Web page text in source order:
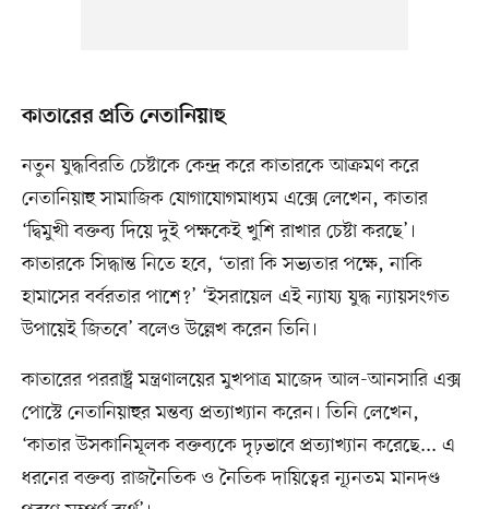
কাতারের প্রতি নেতানিয়াহু
নতুন যুদ্ধবিরতি চেষ্টাকে কেন্দ্র করে কাতারকে আক্রমণ করে
নেতানিয়াহু সামাজিক যোগাযোগমাধ্যম এক্সে লেখেন, কাতার
‘দ্বিমুখী বক্তব্য দিয়ে দুই পক্ষকেই খুশি রাখার চেষ্টা করছে’।
কাতারকে সিদ্ধান্ত নিতে হবে, ‘তারা কি সভ্যতার পক্ষে, নাকি
হামাসের বর্বরতার পাশে?’ ‘ইসরায়েল এই ন্যায্য যুদ্ধ ন্যায়সংগত
উপায়েই জিতবে’ বলেও উল্লেখ করেন তিনি।
কাতারের পররাষ্ট্র মন্ত্রণালয়ের মুখপাত্র মাজেদ আল-আনসারি এক্স
পোস্টে নেতানিয়াহুর মন্তব্য প্রত্যাখ্যান করেন। তিনি লেখেন,
‘কাতার উসকানিমূলক বক্তব্যকে দৃঢ়ভাবে প্রত্যাখ্যান করেছে... এ
ধরনের বক্তব্য রাজনৈতিক ও নৈতিক দায়িত্বের ন্যূনতম মানদণ্ড